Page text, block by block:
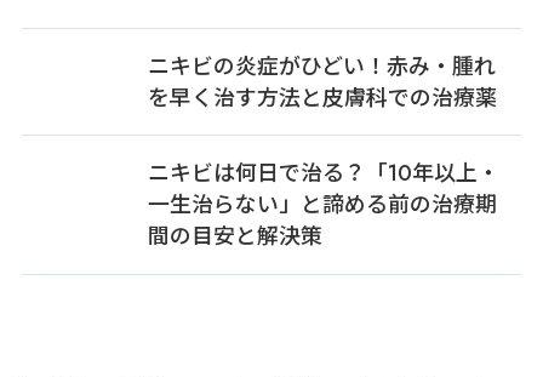
ニキビの炎症がひどい！赤み・腫れ
を早く治す方法と皮膚科での治療薬
ニキビは何日で治る？「10年以上・
一生治らない」と諦める前の治療期
間の目安と解決策